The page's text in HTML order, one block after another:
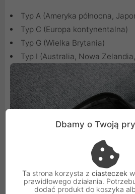
Typ A (Ameryka północna,
Typ C (Europa kontynentalna)
Typ G (Wielka Brytania)
Typ I (Australia, Nowa
Dbamy o Twoją
Ta strona korzysta z ciasteczek
prawidłowego działania.
dodać produkt do koszyka